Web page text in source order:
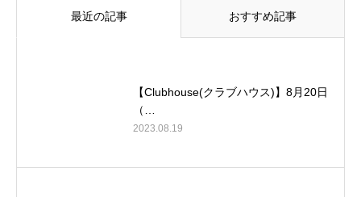
最近の記事 おすすめ記事
【Clubhouse(クラブハウス)】8月20日
（…
2023.08.19